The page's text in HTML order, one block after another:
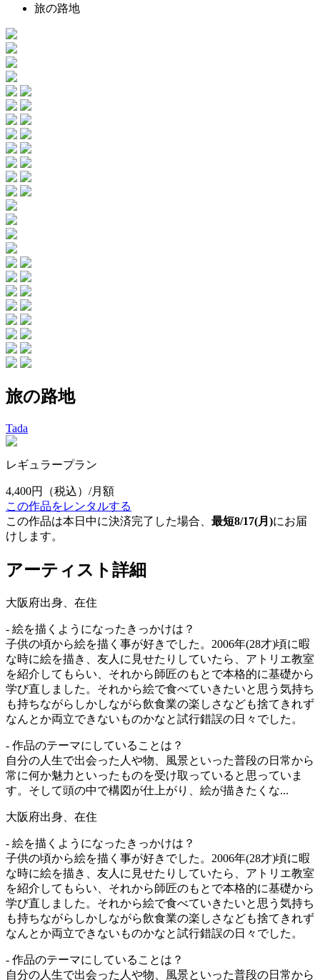
旅の路地
旅の路地
Tada
レギュラープラン
4,400円
（税込）/月額
この作品をレンタルする
この作品は本日中に決済完了した場合、 最短8/17(月)にお届
けします。
アーティスト詳細
大阪府出身、在住
- 絵を描くようになったきっかけは？
子供の頃から絵を描く事が好きでした。2006年(28才)頃に暇
な時に絵を描き、友人に見せたりしていたら、アトリエ教室
を紹介してもらい、それから師匠のもとで本格的に基礎から
学び直しました。それから絵で食べていきたいと思う気持ち
も持ちながらしかしながら飲食業の楽しさなども捨てきれず
なんとか両立できないものかなと試行錯誤の日々でした。
- 作品のテーマにしていることは？
自分の人生で出会った人や物、風景といった普段の日常から
常に何か魅力といったものを受け取っていると思っていま
す。そして頭の中で構図が仕上がり、絵が描きたくな...
大阪府出身、在住
- 絵を描くようになったきっかけは？
子供の頃から絵を描く事が好きでした。2006年(28才)頃に暇
な時に絵を描き、友人に見せたりしていたら、アトリエ教室
を紹介してもらい、それから師匠のもとで本格的に基礎から
学び直しました。それから絵で食べていきたいと思う気持ち
も持ちながらしかしながら飲食業の楽しさなども捨てきれず
なんとか両立できないものかなと試行錯誤の日々でした。
- 作品のテーマにしていることは？
自分の人生で出会った人や物、風景といった普段の日常から